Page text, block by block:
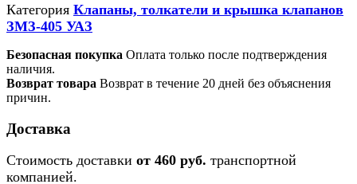
Категория Клапаны, толкатели и крышка клапанов
ЗМЗ-405 УАЗ
Безопасная покупка Оплата только после подтверждения
наличия.
Возврат товара Возврат в течение 20 дней без объяснения
причин.
Доставка
Стоимость доставки от 460 руб. транспортной
компанией.